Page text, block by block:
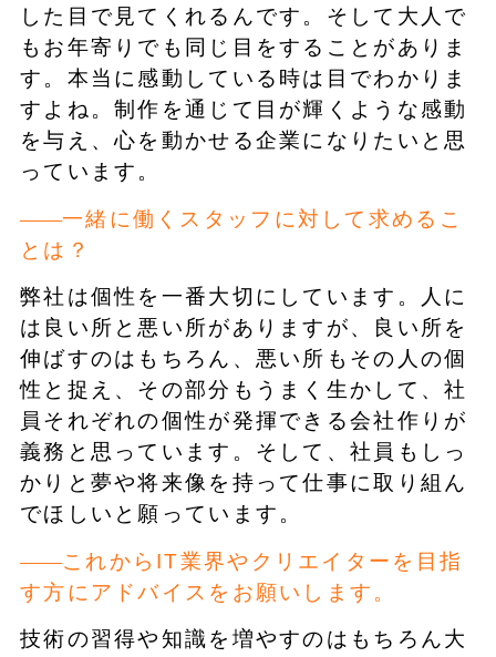
した目で見てくれるんです。そして大人で
もお年寄りでも同じ目をすることがありま
す。本当に感動している時は目でわかりま
すよね。制作を通じて目が輝くような感動
を与え、心を動かせる企業になりたいと思
っています。
一緒に働くスタッフに対して求めるこ
とは？
弊社は個性を一番大切にしています。人に
は良い所と悪い所がありますが、良い所を
伸ばすのはもちろん、悪い所もその人の個
性と捉え、その部分もうまく生かして、社
員それぞれの個性が発揮できる会社作りが
義務と思っています。そして、社員もしっ
かりと夢や将来像を持って仕事に取り組ん
でほしいと願っています。
これからIT業界やクリエイターを目指
す方にアドバイスをお願いします。
技術の習得や知識を増やすのはもちろん大